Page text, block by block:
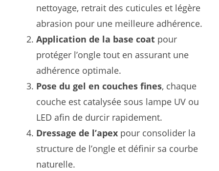
nettoyage, retrait des cuticules et légère
abrasion pour une meilleure adhérence.
Application de la base coat pour
protéger l’ongle tout en assurant une
adhérence optimale.
Pose du gel en couches fines, chaque
couche est catalysée sous lampe UV ou
LED afin de durcir rapidement.
Dressage de l’apex pour consolider la
structure de l’ongle et définir sa courbe
naturelle.